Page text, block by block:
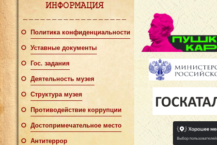
ИНФОРМАЦИЯ
Политика конфиденциальности
Уставные документы
Гос. задания
Деятельность музея
Структура музея
Противодействие коррупции
Достопримечательное место
Антитеррор